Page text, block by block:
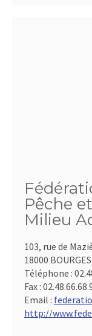
Pêche
Milieu
103, rue de
18000 BOURGES
Téléphone :
Fax :
Email :
http://